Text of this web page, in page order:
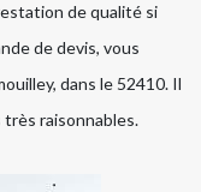
de qualité si
de devis, vous
dans le 52410. Il
raisonnables.